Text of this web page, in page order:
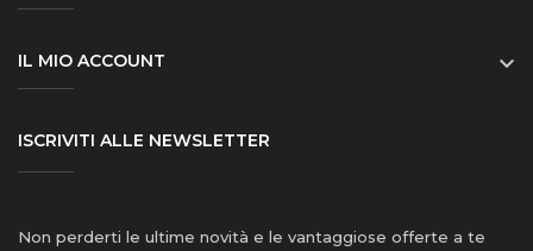
IL MIO ACCOUNT 
ISCRIVITI ALLE NEWSLETTER
Non perderti le ultime novità e le vantaggiose offerte a te